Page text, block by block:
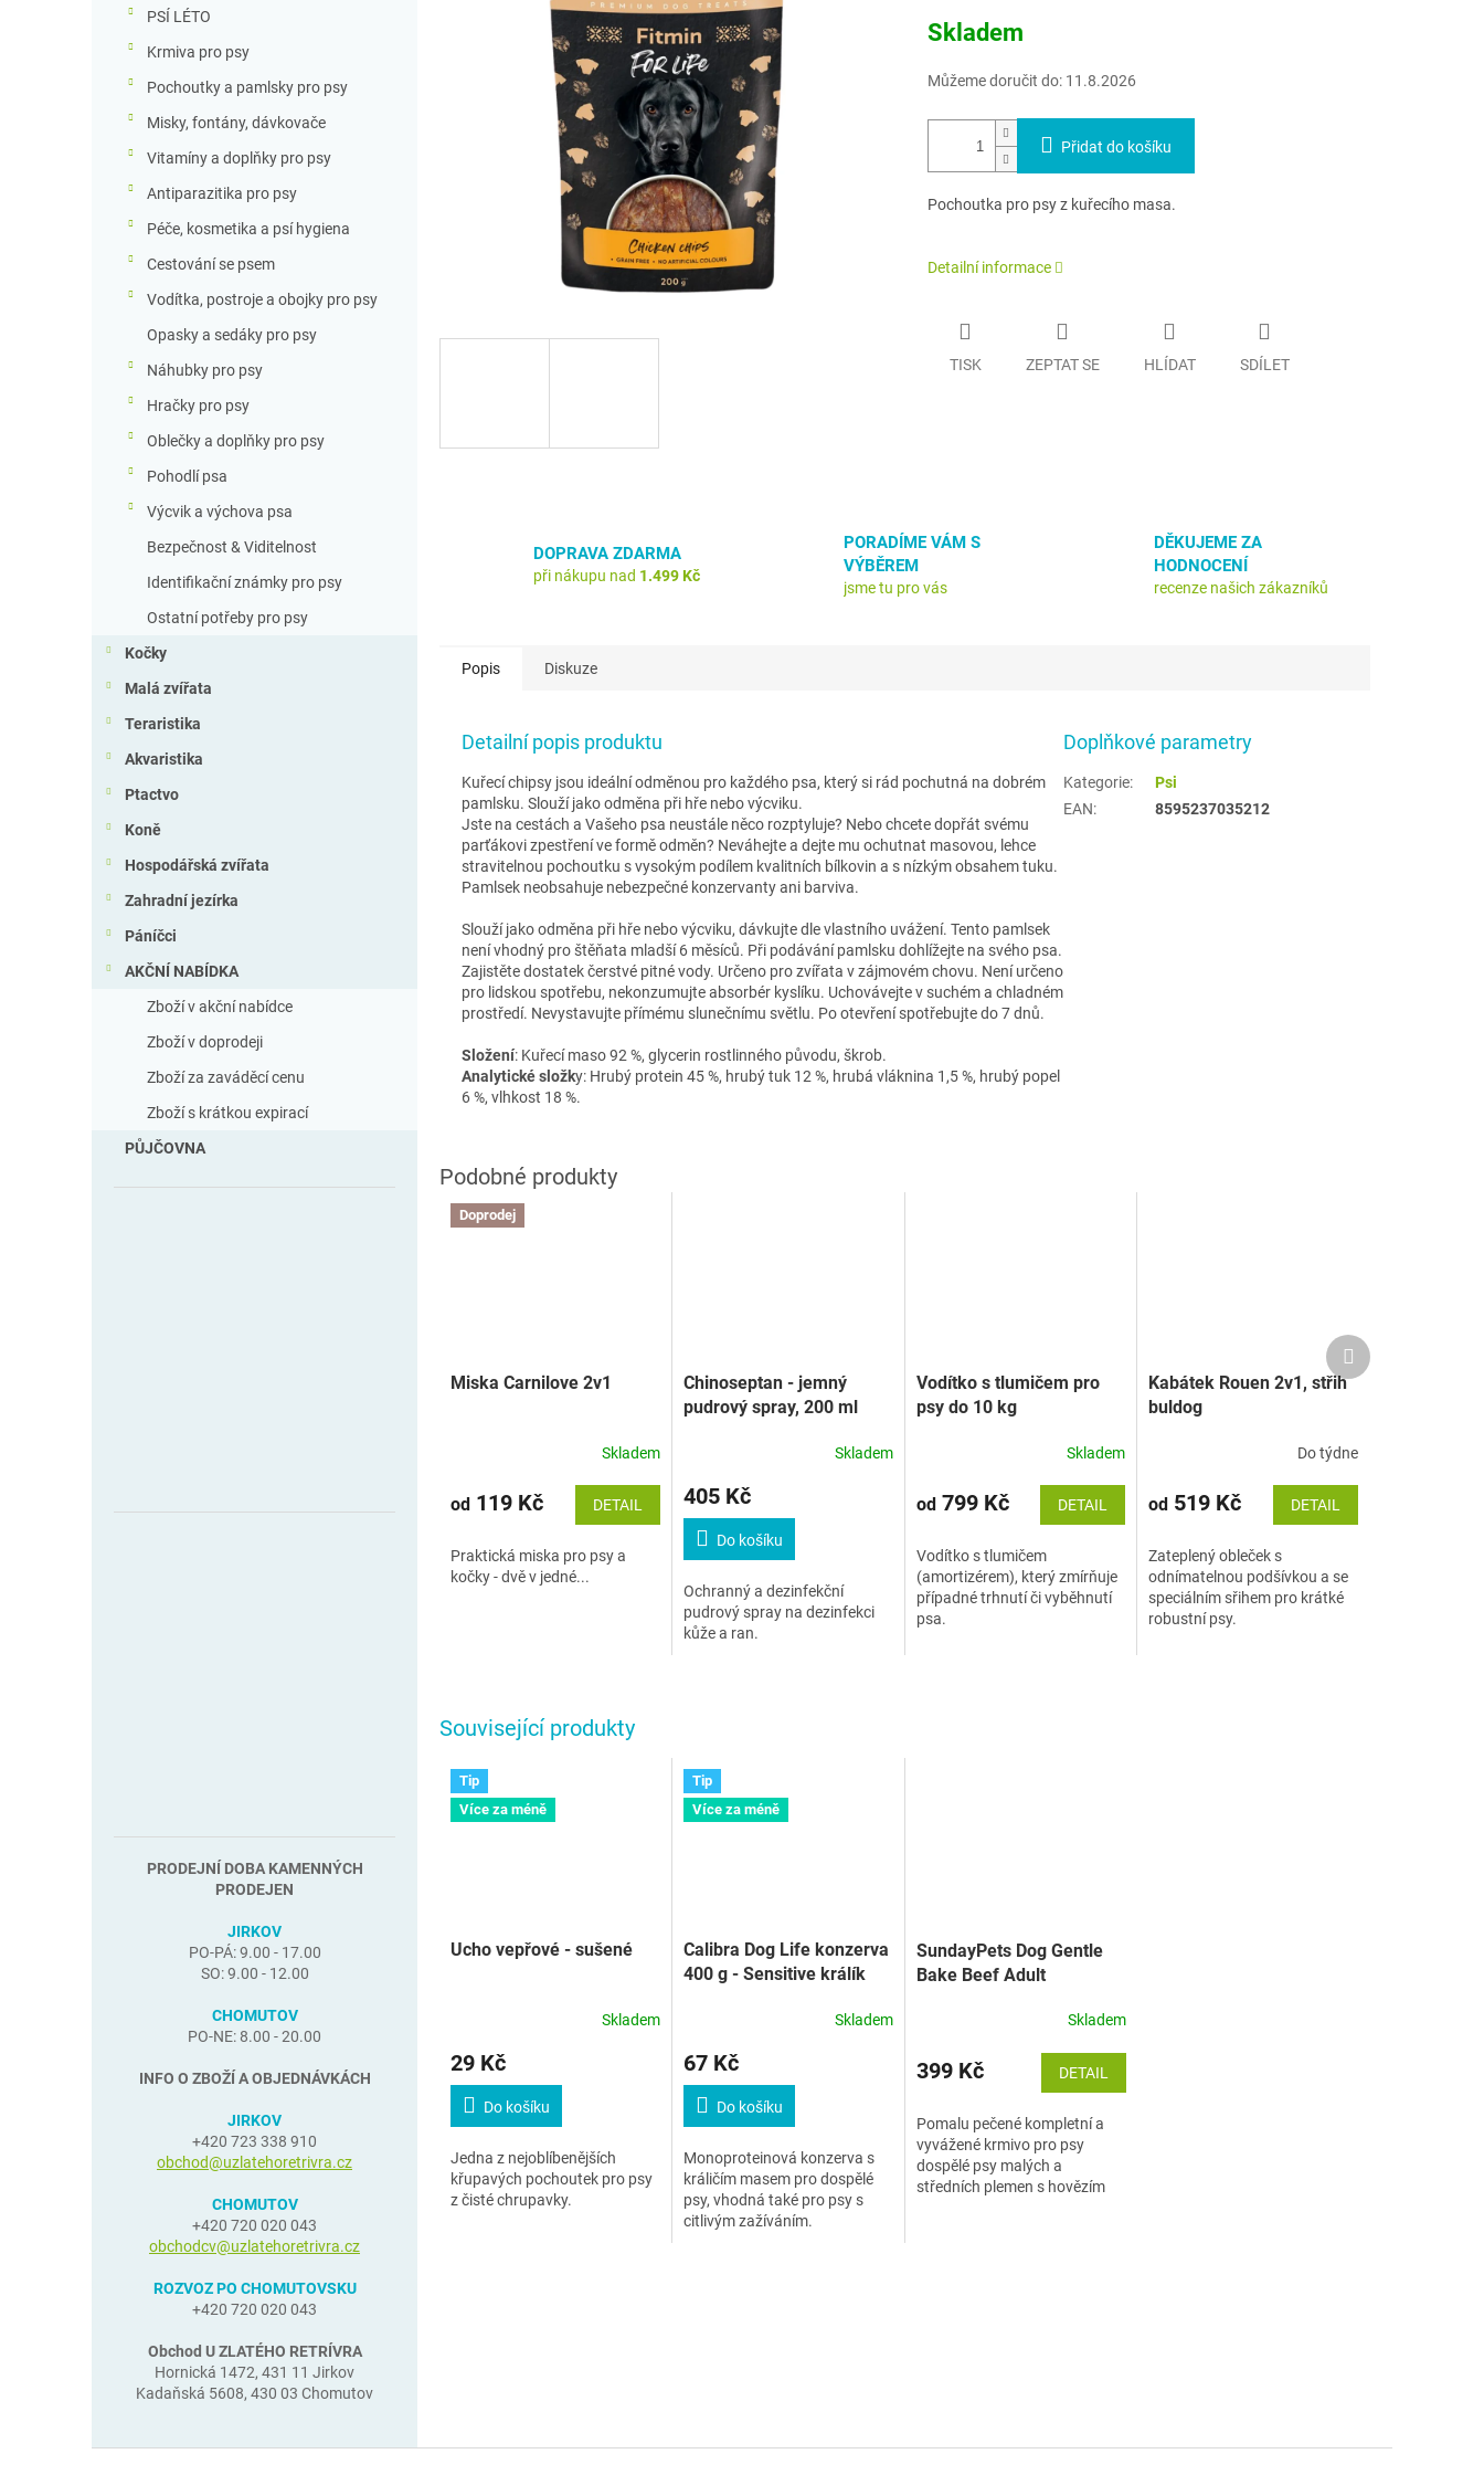
PSÍ LÉTO
Krmiva pro psy
Pochoutky a pamlsky pro psy
Misky, fontány, dávkovače
Vitamíny a doplňky pro psy
Antiparazitika pro psy
Péče, kosmetika a psí hygiena
Cestování se psem
Vodítka, postroje a obojky pro psy
Opasky a sedáky pro psy
Náhubky pro psy
Hračky pro psy
Oblečky a doplňky pro psy
Pohodlí psa
Výcvik a výchova psa
Bezpečnost & Viditelnost
Identifikační známky pro psy
Ostatní potřeby pro psy
Kočky
Malá zvířata
Teraristika
Akvaristika
Ptactvo
Koně
Hospodářská zvířata
Zahradní jezírka
Páníčci
AKČNÍ NABÍDKA
Zboží v akční nabídce
Zboží v doprodeji
Zboží za zaváděcí cenu
Zboží s krátkou expirací
PŮJČOVNA
PRODEJNÍ DOBA KAMENNÝCH
PRODEJEN
JIRKOV
PO-PÁ: 9.00 - 17.00
SO: 9.00 - 12.00
CHOMUTOV
PO-NE: 8.00 - 20.00
INFO O ZBOŽÍ A OBJEDNÁVKÁCH
JIRKOV
+420 723 338 910
obchod@uzlatehoretrivra.cz
CHOMUTOV
+420 720 020 043
obchodcv@uzlatehoretrivra.cz
ROZVOZ PO CHOMUTOVSKU
+420 720 020 043
Obchod U ZLATÉHO RETRÍVRA
Hornická 1472, 431 11 Jirkov
Kadaňská 5608, 430 03 Chomutov
cena:
Skladem
Můžeme doručit do: 11.8.2026
Přidat do košíku
Pochoutka pro psy z kuřecího masa.
Detailní informace
TISK ZEPTAT SE HLÍDAT SDÍLET
DOPRAVA ZDARMA
při nákupu nad 1.499 Kč
PORADÍME VÁM S
VÝBĚREM
jsme tu pro vás
DĚKUJEME ZA
HODNOCENÍ
recenze našich zákazníků
Související produkty
Tip
Více za méně
Ucho vepřové - sušené
Skladem
29 Kč
Do košíku
Jedna z nejoblíbenějších
křupavých pochoutek pro psy
z čisté chrupavky.
Tip
Více za méně
Calibra Dog Life konzerva
400 g - Sensitive králík
Skladem
67 Kč
Do košíku
Monoproteinová konzerva s
králičím masem pro dospělé
psy, vhodná také pro psy s
citlivým zažíváním.
SundayPets Dog Gentle
Bake Beef Adult
Skladem
399 Kč DETAIL
Pomalu pečené kompletní a
vyvážené krmivo pro psy
dospělé psy malých a
středních plemen s hovězím
Popis Diskuze
Detailní popis produktu
Kuřecí chipsy jsou ideální odměnou pro každého psa, který si rád pochutná na dobrém
pamlsku. Slouží jako odměna při hře nebo výcviku.
Jste na cestách a Vašeho psa neustále něco rozptyluje? Nebo chcete dopřát svému
parťákovi zpestření ve formě odměn? Neváhejte a dejte mu ochutnat masovou, lehce
stravitelnou pochoutku s vysokým podílem kvalitních bílkovin a s nízkým obsahem tuku.
Pamlsek neobsahuje nebezpečné konzervanty ani barviva.
Slouží jako odměna při hře nebo výcviku, dávkujte dle vlastního uvážení. Tento pamlsek
není vhodný pro štěňata mladší 6 měsíců. Při podávání pamlsku dohlížejte na svého psa.
Zajistěte dostatek čerstvé pitné vody. Určeno pro zvířata v zájmovém chovu. Není určeno
pro lidskou spotřebu, nekonzumujte absorbér kyslíku. Uchovávejte v suchém a chladném
prostředí. Nevystavujte přímému slunečnímu světlu. Po otevření spotřebujte do 7 dnů.
Složení: Kuřecí maso 92 %, glycerin rostlinného původu, škrob.
Analytické složky: Hrubý protein 45 %, hrubý tuk 12 %, hrubá vláknina 1,5 %, hrubý popel
6 %, vlhkost 18 %.
Doplňkové parametry
Kategorie:
Psi
EAN: 8595237035212
Doprodej
Miska Carnilove 2v1
Skladem
od 119 Kč DETAIL
Praktická miska pro psy a
kočky - dvě v jedné...
Chinoseptan - jemný
pudrový spray, 200 ml
Skladem
405 Kč
Do košíku
Ochranný a dezinfekční
pudrový spray na dezinfekci
kůže a ran.
Vodítko s tlumičem pro
psy do 10 kg
Skladem
od799 Kč DETAIL
Vodítko s tlumičem
(amortizérem), který zmírňuje
případné trhnutí či vyběhnutí
psa.
Kabátek Rouen 2v1, střih
buldog
Do týdne
od 519 Kč DETAIL
Zateplený obleček s
odnímatelnou podšívkou a se
speciálním sřihem pro krátké
robustní psy.
Další
produkt